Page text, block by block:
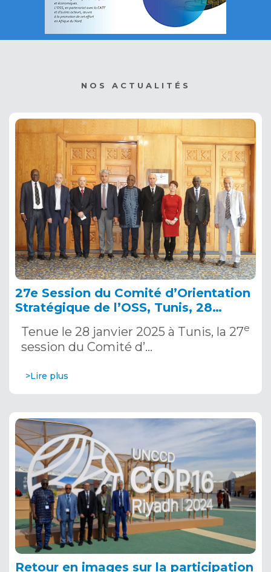
NOS ACTUALITÉS
27e Session du Comité d’Orientation
Stratégique de l’OSS, Tunis, 28
Tenue le 28 janvier 2025 à Tunis, la 27e
session du Comité d’…
>Lire plus
Retour en images sur la participation